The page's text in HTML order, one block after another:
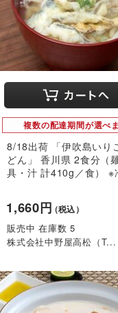
複数の配達期間が選べ
8/18出荷 「伊吹島いり
どん」 香川県 2食分（
具・汁 計410g／食） ※
1,660円（税込）
販売中 在庫数 5
株式会社中野屋高松（T...